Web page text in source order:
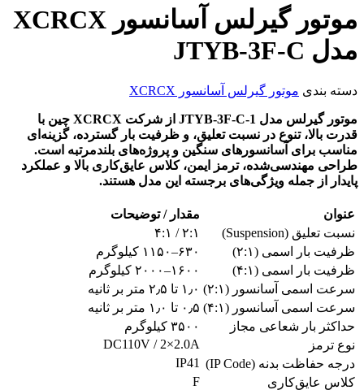
موتور گیرلس آسانسور XCRCX
مدل JTYB-3F-C
دسته بندی موتور گیرلس آسانسور XCRCX
موتور گیرلس مدل JTYB-3F-C-1 از شرکت XCRCX چین با
قدرت بالا، تنوع در نسبت تعلیق، و ظرفیت بار گسترده، گزینه‌ای
مناسب برای آسانسورهای سنگین و پروژه‌های بلندمرتبه است.
طراحی مهندسی‌شده، ترمز ایمن، کلاس عایق‌کاری بالا و عملکرد
پایدار از جمله ویژگی‌های برجسته این مدل هستند.
عنوان
مقدار / توضیحات
نسبت تعلیق (Suspension)
۲:۱ / ۴:۱
ظرفیت بار اسمی (۲:۱)
۶۳۰–۱۱۵۰ کیلوگرم
ظرفیت بار اسمی (۴:۱)
۱۶۰۰–۲۰۰۰ کیلوگرم
سرعت اسمی آسانسور (۲:۱)
۱٫۰ تا ۲٫۵ متر بر ثانیه
سرعت اسمی آسانسور (۴:۱)
۰٫۵ تا ۱٫۰ متر بر ثانیه
حداکثر بار شعاعی مجاز
۳۵۰۰ کیلوگرم
نوع ترمز
DC110V / 2×2.0A
درجه حفاظت بدنه (IP Code)
IP41
کلاس عایق‌کاری
F